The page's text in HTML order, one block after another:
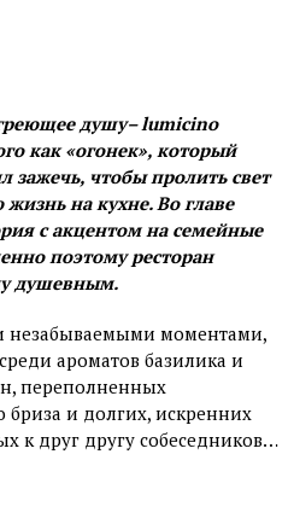
душу– lumicino
как «огонек», который
чтобы пролить свет
на кухне. Во главе
с акцентом на семейные
поэтому ресторан
душевным.
незабываемыми моментами,
ароматов базилика и
переполненных
и долгих, искренних
к друг другу собеседников…